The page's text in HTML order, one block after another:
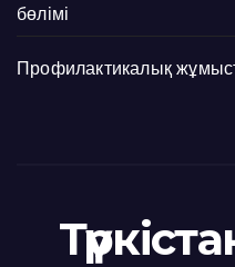
бөлімі
Профилактикалық